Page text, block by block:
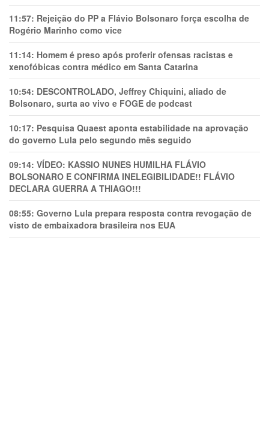
11:57: Rejeição do PP a Flávio Bolsonaro força escolha de
Rogério Marinho como vice
11:14: Homem é preso após proferir ofensas racistas e
xenofóbicas contra médico em Santa Catarina
10:54: DESCONTROLADO, Jeffrey Chiquini, aliado de
Bolsonaro, surta ao vivo e FOGE de podcast
10:17: Pesquisa Quaest aponta estabilidade na aprovação
do governo Lula pelo segundo mês seguido
09:14: VÍDEO: KASSIO NUNES HUMlLHA FLÁVIO
BOLSONARO E CONFIRMA INELEGIBILIDADE!! FLÁVIO
DECLARA GUERRA A THIAGO!!!
08:55: Governo Lula prepara resposta contra revogação de
visto de embaixadora brasileira nos EUA